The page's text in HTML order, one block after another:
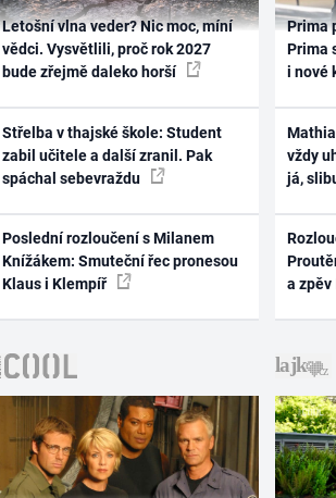
Letošní vlna veder? Nic moc, míní
vědci. Vysvětlili, proč rok 2027
bude zřejmě daleko horší
Střelba v thajské škole: Student
zabil učitele a další zranil. Pak
spáchal sebevraždu
Poslední rozloučení s Milanem
Knížákem: Smuteční řec pronesou
Klaus i Klempíř
Prima
Prima
i nové
vždy
já,
a zpěv